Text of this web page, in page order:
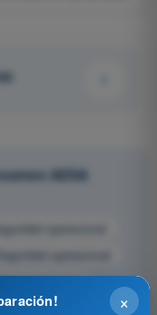
AESA
operacional
operacional
operacional
×